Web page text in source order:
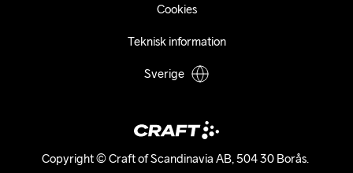
Copyright © Craft of Scandinavia AB, 504 30 Borås.
Cookies
Teknisk information
Sverige